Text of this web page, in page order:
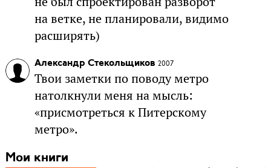
на ветке, не планировали, видимо
расширять)
Александр Стекольщиков 2007
Твои заметки по поводу метро
натолкнули меня на мысль:
«присмотреться к Питерскому
метро».
Мои книги